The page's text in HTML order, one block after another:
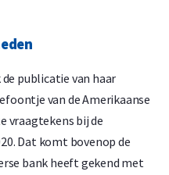
publicatie van haar
van de Amerikaanse
vraagtekens bij de
Dat komt bovenop de
bank heeft gekend met